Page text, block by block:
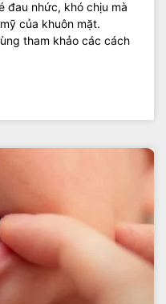
đau nhức, khó chịu mà
của khuôn mặt.
tham khảo các cách